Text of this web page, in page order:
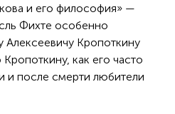
Фихте особенно
Кропоткину
как его часто
и после смерти любители